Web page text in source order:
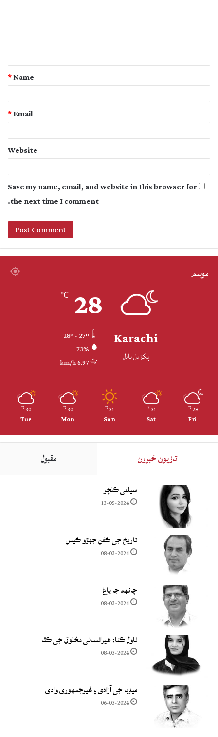
t
Name
*
Email
*
Website
Save my name, email, and website in this browser for
the next time I comment.
موسم
Karachi
پکڙيل بادل
28
℃
73%
6.97 km/h
28
℃
Fri
31
℃
Sat
31
℃
Sun
30
℃
Mon
30
℃
Tue
تازيون خبرون مقبول
سيلفي ڪلچر
13-05-2024
تاريخ جي ڪفن جھڙو ڪيس
08-03-2024
چانهه جا باغ
08-03-2024
ناول ڪتا: غيرانساني مخلوق جي ڪٿا
08-03-2024
ميڊيا جي آزادي ۽ غيرجمھوري وادي
06-03-2024